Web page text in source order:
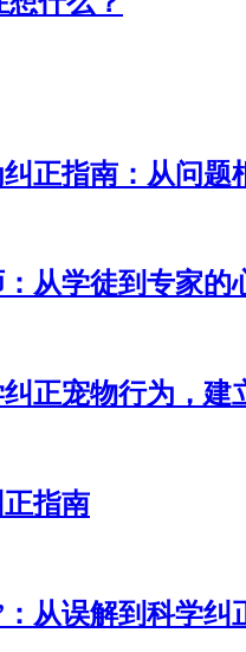
正指南：从问题
从学徒到专家的
正宠物行为，建
指南
从误解到科学纠